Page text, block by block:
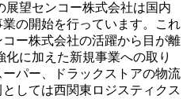
展望センコー株式会社は国内
の開始を行っています。これ
ー株式会社の活躍から目が離
に加えた新規事業への取り
パー、ドラックストアの物流
しては西関東ロジスティクス